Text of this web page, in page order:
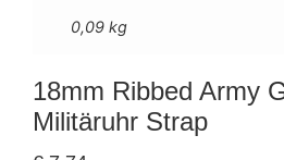
0,09 kg
18mm Ribbed Army
Militäruhr Strap